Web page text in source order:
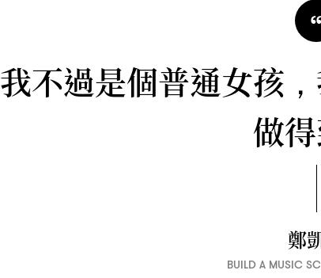
我不過是個普通女孩 ，
做得
鄭
BUILD A MUSIC